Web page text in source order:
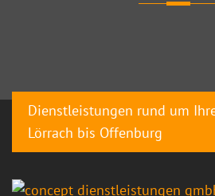
Dienstleistungen rund um
Lörrach bis Offenburg